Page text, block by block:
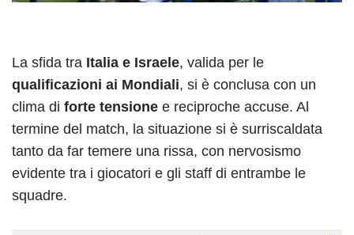
La sfida tra Italia e Israele, valida per le
qualificazioni ai Mondiali, si è conclusa con un
clima di forte tensione e reciproche accuse. Al
termine del match, la situazione si è surriscaldata
tanto da far temere una rissa, con nervosismo
evidente tra i giocatori e gli staff di entrambe le
squadre.